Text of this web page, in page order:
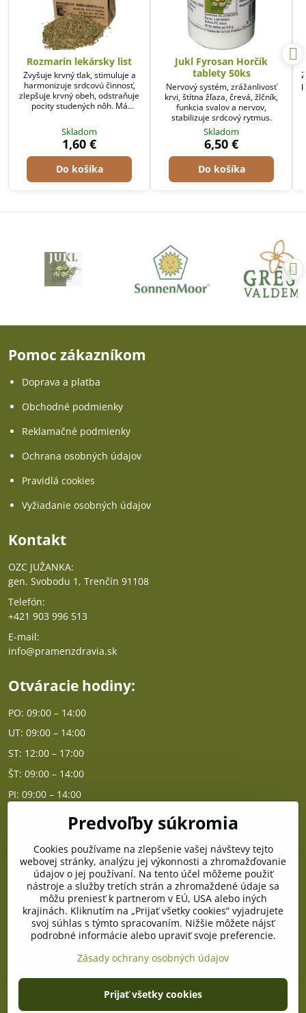
Rozmarín lekársky list
Zvyšuje krvný tlak, stimuluje a
harmonizuje srdcovú činnosť,
zlepšuje krvný obeh, odstraňuje
pocity studených nôh. Má
močopudné účinky. Pomáha pri
ženských chorobách.
Skladom
1,60 €
Do košíka
Jukl Fyrosan Horčík
tablety 50ks
Nervový systém, zrážanlivosť
krvi, štítna žľaza, črevá, žlčník,
funkcia svalov a nervov,
stabilizuje srdcový rytmus.
Skladom
6,50 €
Do košíka
Pomoc zákazníkom
Doprava a platba
Obchodné podmienky
Reklamačné podmienky
Ochrana osobných údajov
Pravidlá cookies
Vyžiadanie osobných údajov
Kontakt
OZC JUŽANKA:
gen. Svobodu 1, Trenčín 91108
Telefón:
+421 903 996 513
E-mail:
info@pramenzdravia.sk
Otváracie hodiny:
PO: 09:00 – 14:00
UT: 09:00 – 14:00
ST: 12:00 – 17:00
ŠT: 09:00 – 14:00
PI: 09:00 – 14:00
PO - PIA od 10:00 do 14:00
Telefón poradňa:
+421 903 996 513
E-mail:
poradna@pramenzdravia.sk
©2026Copyright
Predvoľby súkromiaZásady ochrany osobných údajov
Stav objednávky
Predvoľby súkromia
Cookies používame na zlepšenie vašej návštevy tejto
webovej stránky, analýzu jej výkonnosti a zhromažďovanie
údajov o jej používaní. Na tento účel môžeme použiť
nástroje a služby tretích strán a zhromaždené údaje sa
môžu preniesť k partnerom v EÚ, USA alebo iných
krajinách. Kliknutím na „Prijať všetky cookies“ vyjadrujete
svoj súhlas s týmto spracovaním. Nižšie môžete nájsť
podrobné informácie alebo upraviť svoje preferencie.
Zásady ochrany osobných údajov
Prijať všetky cookies